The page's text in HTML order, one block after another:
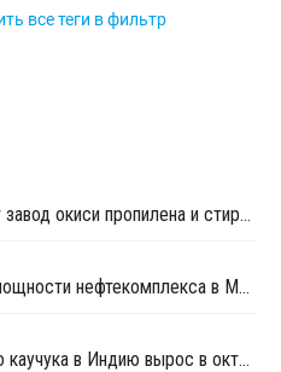
все теги в фильтр
Tianchen Engineering построит завод окиси пропилена и стирола в Китае для Tianjin Bohua
MRPL планирует расширить мощности нефтекомплекса в Манголоре
Импорт этилен-пропиленового каучука в Индию вырос в октябре почти на 5%